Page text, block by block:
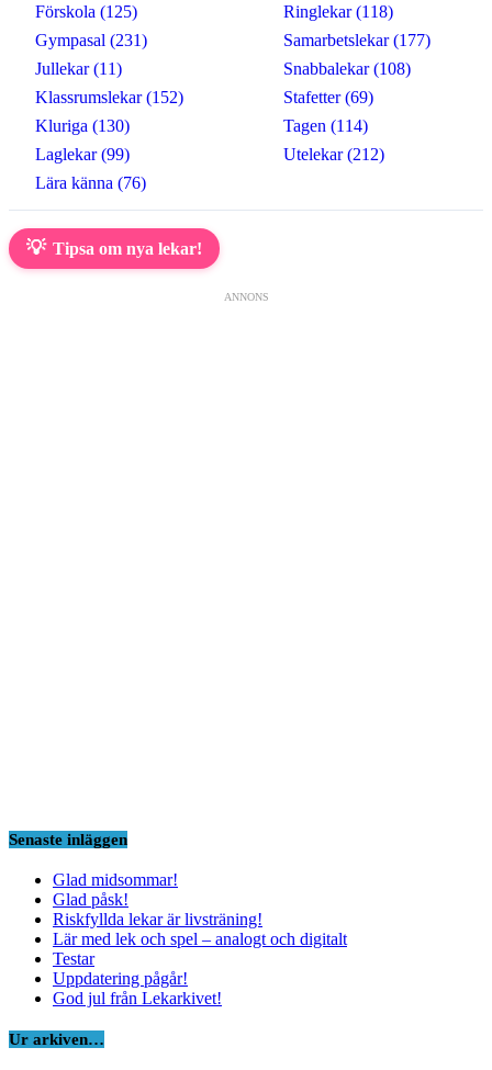
Förskola (125)
Gympasal (231)
Jullekar (11)
Klassrumslekar (152)
Kluriga (130)
Laglekar (99)
Lära känna (76)
Ringlekar (118)
Samarbetslekar (177)
Snabbalekar (108)
Stafetter (69)
Tagen (114)
Utelekar (212)
💡 Tipsa om nya lekar!
ANNONS
Senaste inläggen
Glad midsommar!
Glad påsk!
Riskfyllda lekar är livsträning!
Lär med lek och spel – analogt och digitalt
Testar
Uppdatering pågår!
God jul från Lekarkivet!
Ur arkiven…